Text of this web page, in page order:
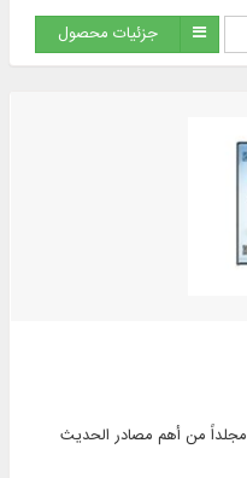
جزئیات محصول
عرض 742 عنوان كتاب ورسالة في 1655 مجلداً من أهم مصادر الحديث